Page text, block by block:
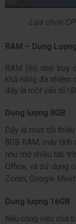
Lựa chọn
RAM – Dung
RAM (Bộ nhớ truy
khả năng đa nhiệm
đây là một yếu tố
Dung lượng 8GB
Đây là mức tối
8GB RAM, máy
như mở nhiều tab
Office, và sử dụng
Zoom, Google Meet.
Dung lượng 16GB
Nếu công việc của